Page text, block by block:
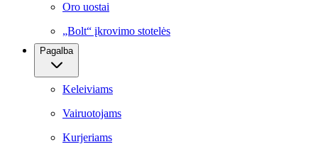
Oro uostai
„Bolt“ įkrovimo stotelės
Pagalba
Keleiviams
Vairuotojams
Kurjeriams